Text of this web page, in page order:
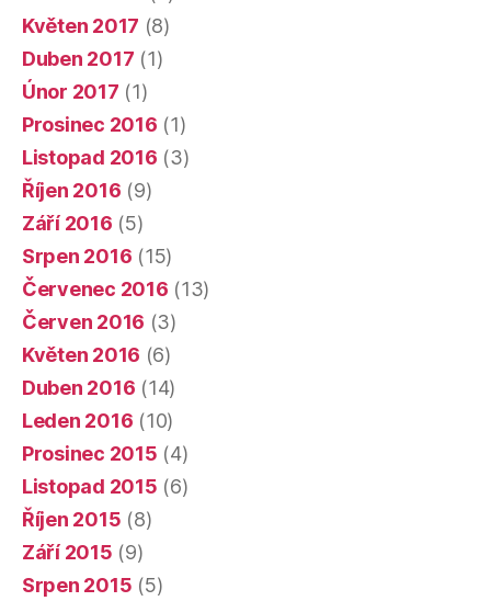
Květen 2017 (8)
Duben 2017 (1)
Únor 2017 (1)
Prosinec 2016 (1)
Listopad 2016 (3)
Říjen 2016 (9)
Září 2016 (5)
Srpen 2016 (15)
Červenec 2016 (13)
Červen 2016 (3)
Květen 2016 (6)
Duben 2016 (14)
Leden 2016 (10)
Prosinec 2015 (4)
Listopad 2015 (6)
Říjen 2015 (8)
Září 2015 (9)
Srpen 2015 (5)